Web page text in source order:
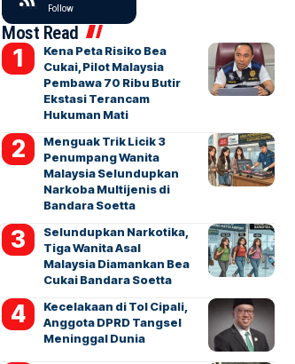
Follow
Most Read
Kena Peta Risiko Bea
Cukai, Pilot Malaysia
Pembawa 70 Ribu Butir
Ekstasi Terancam
Hukuman Mati
Menguak Trik Licik 3
Penumpang Wanita
Malaysia Selundupkan
Narkoba Multijenis di
Bandara Soetta
Selundupkan Narkotika,
Tiga Wanita Asal
Malaysia Diamankan Bea
Cukai Bandara Soetta
Kecelakaan di Tol Cipali,
Anggota DPRD Tangsel
Meninggal Dunia